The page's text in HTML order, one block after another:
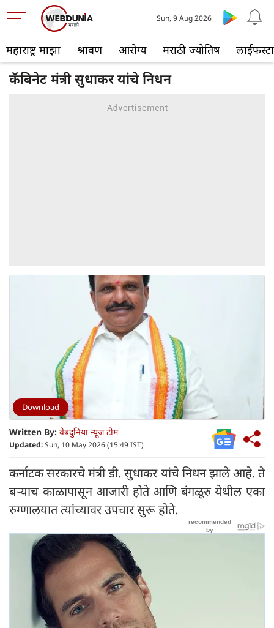
महाराष्ट्र माझा श्रावण आरोग्य मराठी ज्योतिष
Sun, 9 Aug 2026
कॅबिनेट मंत्री सुधाकर यांचे निधन
Download
Written By: वेबदुनिया न्यूज टीम
Updated:Sun, 10 May 2026 (15:49 IST)
कर्नाटक सरकारचे मंत्री डी. सुधाकर यांचे निधन झाले आहे. ते
बऱ्याच काळापासून आजारी होते आणि बंगळूरु येथील एका
रुग्णालयात त्यांच्यावर उपचार सुरू होते.